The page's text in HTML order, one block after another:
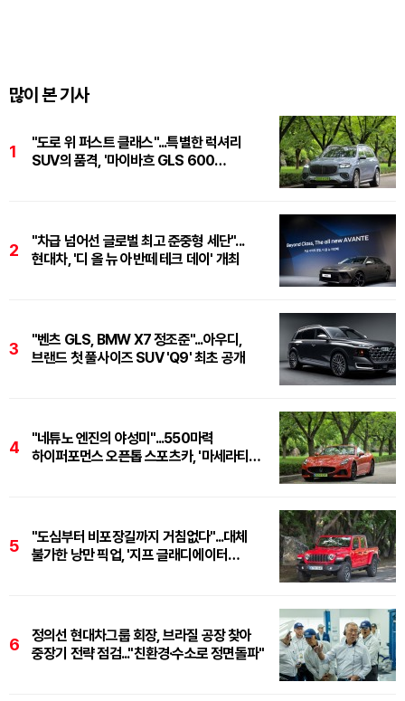
많이 본 기사
1
"도로 위 퍼스트 클래스"...특별한 럭셔리
SUV의 품격, '마이바흐 GLS 600
2
"차급 넘어선 글로벌 최고 준중형 세단"...
현대차, '디 올 뉴 아반떼 테크 데이' 개최
3
"벤츠 GLS, BMW X7 정조준"...아우디,
브랜드 첫 풀사이즈 SUV 'Q9' 최초 공개
4
"네튜노 엔진의 야성미"...550마력
하이퍼포먼스 오픈톱 스포츠카, '마세라티
5
"도심부터 비포장길까지 거침없다"...대체
불가한 낭만 픽업, '지프 글래디에이터
6
정의선 현대차그룹 회장, 브라질 공장 찾아
중장기 전략 점검..."친환경·수소로 정면돌파"